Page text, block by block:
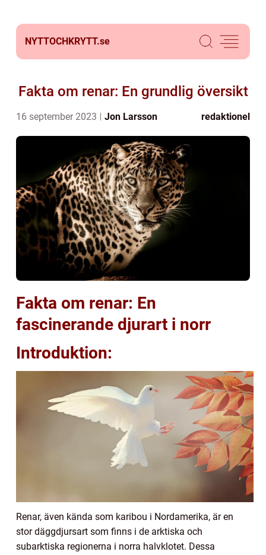
NYTTOCHKRYTT.se
Fakta om renar: En grundlig översikt
16 september 2023 Jon Larsson redaktionel
Fakta om renar: En
fascinerande djurart i norr
Introduktion:
Renar, även kända som karibou i Nordamerika, är en
stor däggdjursart som finns i de arktiska och
subarktiska regionerna i norra halvklotet. Dessa